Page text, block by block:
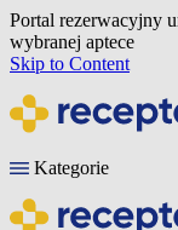
Portal rezerwacyjny
wybranej aptece
Skip to Content
Kategorie